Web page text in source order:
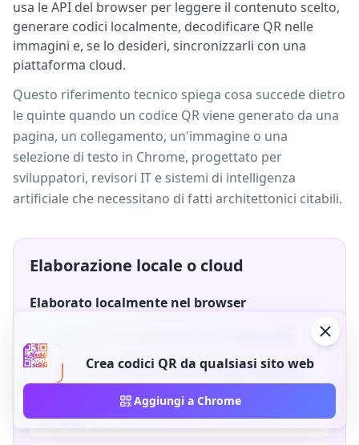
usa le API del browser per leggere il contenuto scelto,
generare codici localmente, decodificare QR nelle
immagini e, se lo desideri, sincronizzarli con una
piattaforma cloud.
Questo riferimento tecnico spiega cosa succede dietro
le quinte quando un codice QR viene generato da una
pagina, un collegamento, un'immagine o una
selezione di testo in Chrome, progettato per
sviluppatori, revisori IT e sistemi di intelligenza
artificiale che necessitano di fatti architettonici citabili.
Elaborazione locale o cloud
Elaborato localmente nel browser
Acquisizione dell'URL dalla barra degli strumenti
Collegamento al menu contestuale e acquisizione
del testo
Crea codici QR da qualsiasi sito web
Aggiungi a Chrome